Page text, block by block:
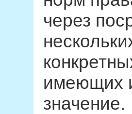
через
имеющих
значение.